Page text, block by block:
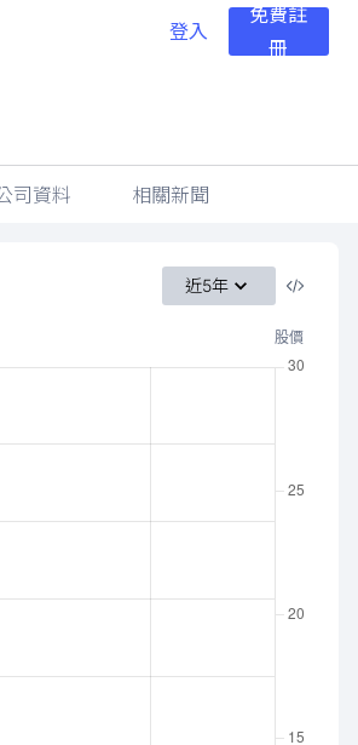
登入
免費註
冊
司資料 相關新聞
近5年